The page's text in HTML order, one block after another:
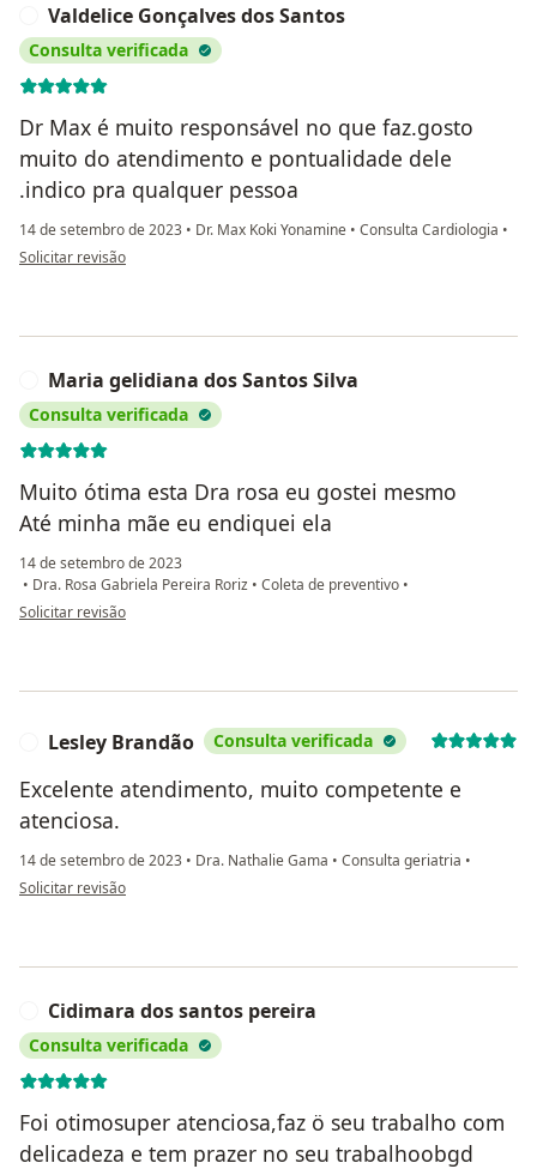
Valdelice Gonçalves dos Santos
Consulta verificada
Dr Max é muito responsável no que faz.gosto
muito do atendimento e pontualidade dele
.indico pra qualquer pessoa
14 de setembro de 2023 • Dr. Max Koki Yonamine • Consulta Cardiologia •
na opinião do utilizador Valdelice Gonçalves dos Santos
Solicitar revisão
Maria gelidiana dos Santos Silva
Consulta verificada
Muito ótima esta Dra rosa eu gostei mesmo
Até minha mãe eu endiquei ela
14 de setembro de 2023
• Dra. Rosa Gabriela Pereira Roriz • Coleta de preventivo •
na opinião do utilizador Maria gelidiana dos Santos Silva
Solicitar revisão
Lesley Brandão Consulta verificada
Excelente atendimento, muito competente e
atenciosa.
14 de setembro de 2023 • Dra. Nathalie Gama • Consulta geriatria •
na opinião do utilizador Lesley Brandão
Solicitar revisão
Cidimara dos santos pereira
Consulta verificada
Foi otimosuper atenciosa,faz ö seu trabalho com
delicadeza e tem prazer no seu trabalhoobgd